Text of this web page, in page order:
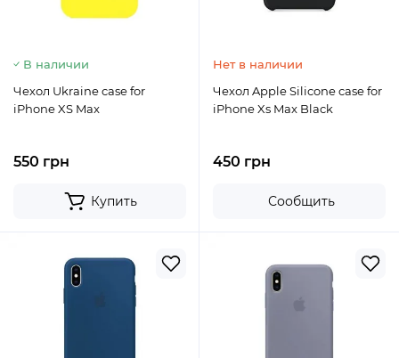
В наличии
Чехол Ukraine case for
iPhone XS Max
550 грн
Купить
Нет в наличии
Чехол Apple Silicone case for
iPhone Xs Max Black
450 грн
Сообщить